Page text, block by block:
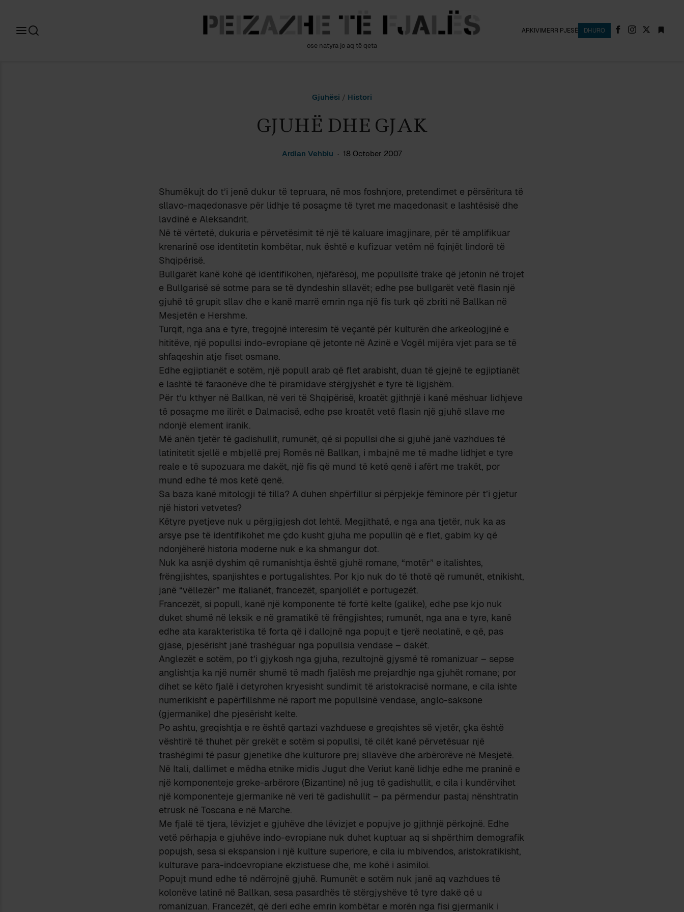
ose natyra jo aq të qeta
ARKIVIMERR PJESË DHURO
Gjuhësi / Histori
GJUHË DHE GJAK
Ardian Vehbiu 18 October 2007
Shumëkujt do t’i jenë dukur të tepruara, në mos foshnjore, pretendimet e përsëritura të
sllavo-maqedonasve për lidhje të posaçme të tyret me maqedonasit e lashtësisë dhe
lavdinë e Aleksandrit.
Në të vërtetë, dukuria e përvetësimit të një të kaluare imagjinare, për të amplifikuar
krenarinë ose identitetin kombëtar, nuk është e kufizuar vetëm në fqinjët lindorë të
Shqipërisë.
Bullgarët kanë kohë që identifikohen, njëfarësoj, me popullsitë trake që jetonin në trojet
e Bullgarisë së sotme para se të dyndeshin sllavët; edhe pse bullgarët vetë flasin një
gjuhë të grupit sllav dhe e kanë marrë emrin nga një fis turk që zbriti në Ballkan në
Mesjetën e Hershme.
Turqit, nga ana e tyre, tregojnë interesim të veçantë për kulturën dhe arkeologjinë e
hititëve, një popullsi indo-evropiane që jetonte në Azinë e Vogël mijëra vjet para se të
shfaqeshin atje fiset osmane.
Edhe egjiptianët e sotëm, një popull arab që flet arabisht, duan të gjejnë te egjiptianët
e lashtë të faraonëve dhe të piramidave stërgjyshët e tyre të ligjshëm.
Për t’u kthyer në Ballkan, në veri të Shqipërisë, kroatët gjithnjë i kanë mëshuar lidhjeve
të posaçme me ilirët e Dalmacisë, edhe pse kroatët vetë flasin një gjuhë sllave me
ndonjë element iranik.
Më anën tjetër të gadishullit, rumunët, që si popullsi dhe si gjuhë janë vazhdues të
latinitetit sjellë e mbjellë prej Romës në Ballkan, i mbajnë me të madhe lidhjet e tyre
reale e të supozuara me dakët, një fis që mund të ketë qenë i afërt me trakët, por
mund edhe të mos ketë qenë.
Sa baza kanë mitologji të tilla? A duhen shpërfillur si përpjekje fëminore për t’i gjetur
një histori vetvetes?
Këtyre pyetjeve nuk u përgjigjesh dot lehtë. Megjithatë, e nga ana tjetër, nuk ka as
arsye pse të identifikohet me çdo kusht gjuha me popullin që e flet, gabim ky që
ndonjëherë historia moderne nuk e ka shmangur dot.
Nuk ka asnjë dyshim që rumanishtja është gjuhë romane, “motër” e italishtes,
frëngjishtes, spanjishtes e portugalishtes. Por kjo nuk do të thotë që rumunët, etnikisht,
janë “vëllezër” me italianët, francezët, spanjollët e portugezët.
Francezët, si popull, kanë një komponente të fortë kelte (galike), edhe pse kjo nuk
duket shumë në leksik e në gramatikë të frëngjishtes; rumunët, nga ana e tyre, kanë
edhe ata karakteristika të forta që i dallojnë nga popujt e tjerë neolatinë, e që, pas
gjase, pjesërisht janë trashëguar nga popullsia vendase – dakët.
Anglezët e sotëm, po t’i gjykosh nga gjuha, rezultojnë gjysmë të romanizuar – sepse
anglishtja ka një numër shumë të madh fjalësh me prejardhje nga gjuhët romane; por
dihet se këto fjalë i detyrohen kryesisht sundimit të aristokracisë normane, e cila ishte
numerikisht e papërfillshme në raport me popullsinë vendase, anglo-saksone
(gjermanike) dhe pjesërisht kelte.
Po ashtu, greqishtja e re është qartazi vazhduese e greqishtes së vjetër, çka është
vështirë të thuhet për grekët e sotëm si popullsi, të cilët kanë përvetësuar një
trashëgimi të pasur gjenetike dhe kulturore prej sllavëve dhe arbërorëve në Mesjetë.
Në Itali, dallimet e mëdha etnike midis Jugut dhe Veriut kanë lidhje edhe me praninë e
një komponenteje greke-arbërore (Bizantine) në jug të gadishullit, e cila i kundërvihet
një komponenteje gjermanike në veri të gadishullit – pa përmendur pastaj nënshtratin
etrusk në Toscana e në Marche.
Me fjalë të tjera, lëvizjet e gjuhëve dhe lëvizjet e popujve jo gjithnjë përkojnë. Edhe
vetë përhapja e gjuhëve indo-evropiane nuk duhet kuptuar aq si shpërthim demografik
popujsh, sesa si ekspansion i një kulture superiore, e cila iu mbivendos, aristokratikisht,
kulturave para-indoevropiane ekzistuese dhe, me kohë i asimiloi.
Popujt mund edhe të ndërrojnë gjuhë. Rumunët e sotëm nuk janë aq vazhdues të
kolonëve latinë në Ballkan, sesa pasardhës të stërgjyshëve të tyre dakë që u
romanizuan. Francezët, që deri edhe emrin kombëtar e morën nga fisi gjermanik i